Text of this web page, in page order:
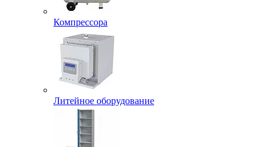
Компрессора
Литейное оборудование